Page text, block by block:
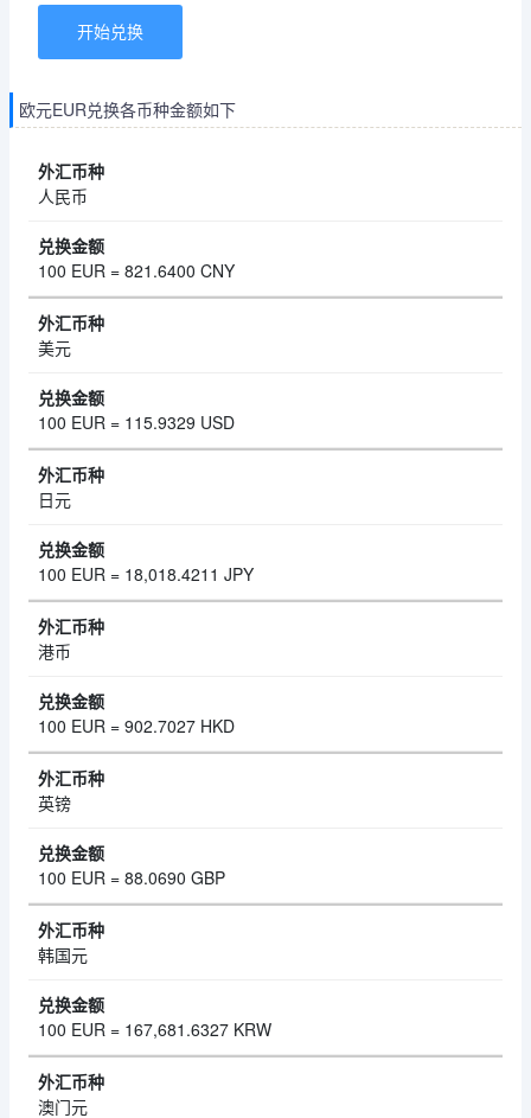
欧元EUR兑换各币种金额如下
人民币
100 EUR = 821.6400 CNY
美元
100 EUR = 115.9329 USD
日元
100 EUR = 18,018.4211 JPY
港币
100 EUR = 902.7027 HKD
英镑
100 EUR = 88.0690 GBP
韩国元
100 EUR = 167,681.6327 KRW
澳门元